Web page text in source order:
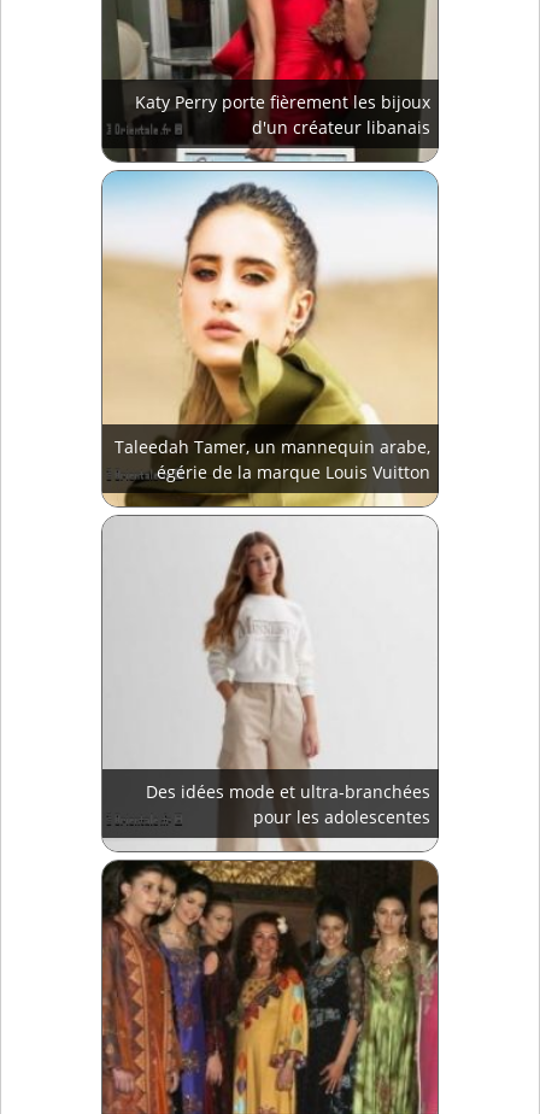
Katy Perry porte fièrement les bijoux
d'un créateur libanais
Taleedah Tamer, un mannequin arabe,
égérie de la marque Louis Vuitton
Des idées mode et ultra-branchées
pour les adolescentes